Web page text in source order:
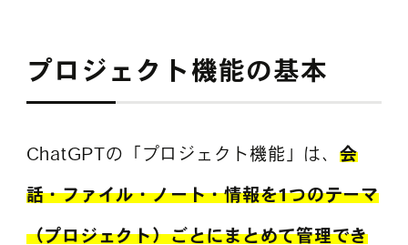
プロジェクト機能の基本
ChatGPTの「プロジェクト機能」は、 会
話・ファイル・ノート・情報を1つのテーマ
（プロジェクト）ごとにまとめて管理でき